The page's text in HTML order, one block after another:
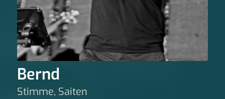
Bernd
Stimme, Saiten